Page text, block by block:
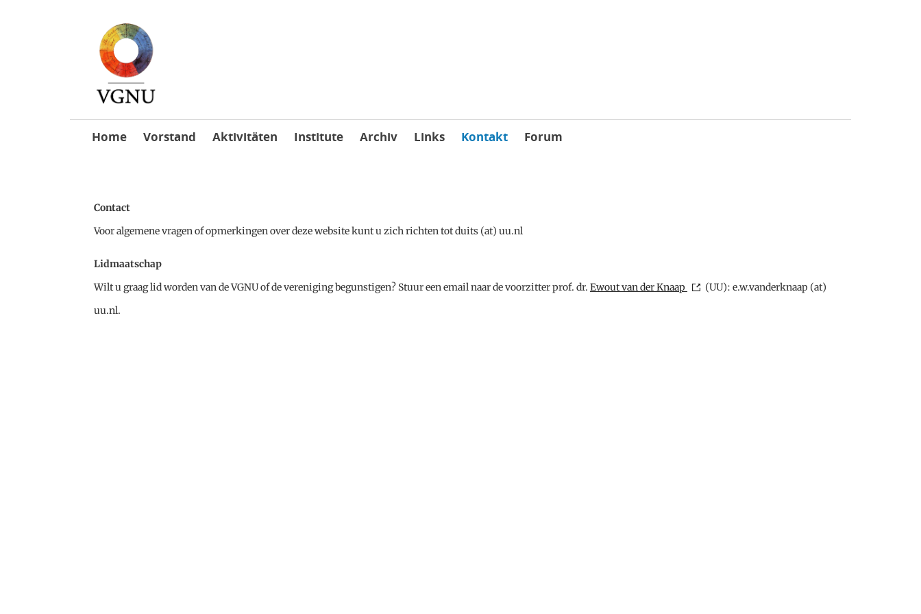
Home Vorstand Aktivitäten Institute Archiv Links Kontakt Forum
Contact
Voor algemene vragen of opmerkingen over deze website kunt u zich richten tot duits (at) uu.nl
Lidmaatschap
Wilt u graag lid worden van de VGNU of de vereniging begunstigen? Stuur een email naar de voorzitter prof. dr. Ewout van der Knaap
(UU): e.w.vanderknaap (at)
uu.nl.